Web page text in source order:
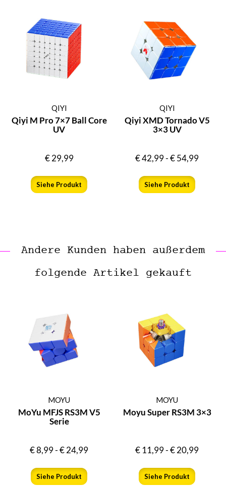
QIYI
Qiyi M Pro 7×7 Ball Core
UV
€29,99
Siehe Produkt
QIYI
Qiyi XMD Tornado V5
3×3 UV
€42,99-€54,99
Siehe Produkt
Andere Kunden haben außerdem
folgende Artikel gekauft
MOYU
MoYu MFJS RS3M V5
Serie
€8,99-€24,99
Siehe Produkt
MOYU
Moyu Super RS3M 3×3
€11,99-€20,99
Siehe Produkt